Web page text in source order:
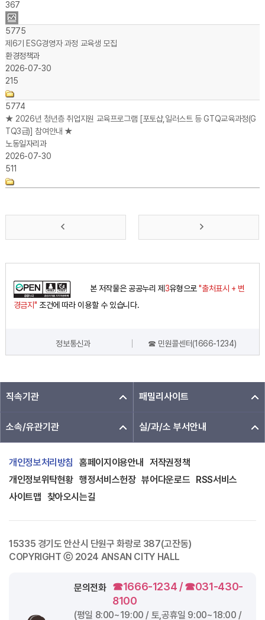
367
5775
제6기 ESG경영자 과정 교육생 모집
환경정책과
2026-07-30
215
5774
★ 2026년 청년층 취업지원 교육프로그램 [포토샵,일러스트 등 GTQ교육과정(G
TQ3급)] 참여안내 ★
노동일자리과
2026-07-30
511
본 저작물은 공공누리 제 3유형으로"출처표시 + 변
경금지" 조건에 따라 이용할 수 있습니다.
정보통신과 ☎ 민원콜센터(1666-1234)
직속기관 패밀리사이트
소속/유관기관 실/과/소 부서안내
개인정보처리방침 홈페이지이용안내
저작권정책
개인정보위탁현황 행정서비스헌장 뷰어다운로드 RSS서비스
사이트맵 찾아오시는길
15335 경기도 안산시 단원구 화랑로 387(고잔동)
COPYRIGHT ⓒ 2024 ANSAN CITY HALL
문의전화
☎1666-1234 / ☎031-430-
8100
(평일 8:00~19:00 / 토,공휴일 9:00~18:00 /